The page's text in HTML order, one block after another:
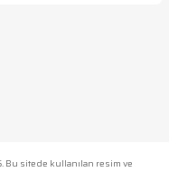
Bu sitede kullanılan resim ve